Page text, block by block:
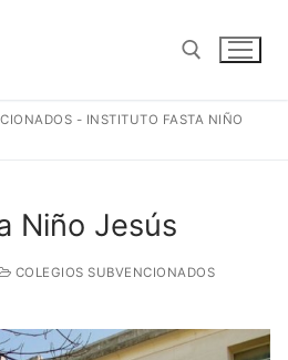
- INSTITUTO FASTA NIÑO
Niño Jesús
COLEGIOS SUBVENCIONADOS